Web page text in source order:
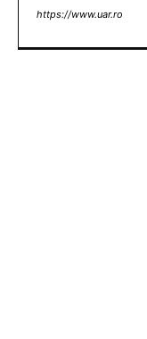
https://www.uar.ro